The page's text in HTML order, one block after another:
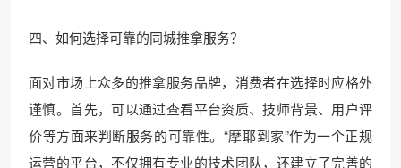
四、如何选择可靠的同城推拿服务？
面对市场上众多的推拿服务品牌，消费者在选择时应格外
谨慎。首先，可以通过查看平台资质、技师背景、用户评
价等方面来判断服务的可靠性。“摩耶到家”作为一个正规
运营的平台，不仅拥有专业的技术团队，还建立了完善的